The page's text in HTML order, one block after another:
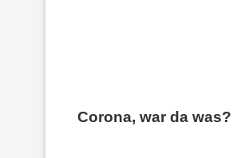
Corona, war da was?